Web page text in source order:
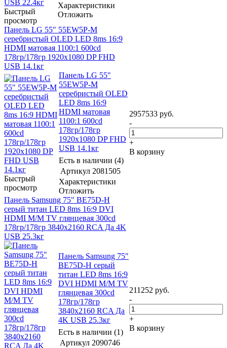
Быстрый
просмотр
Характеристики
Отложить
Панель LG 55" 55EW5P-M
серебристый OLED LED 8ms 16:9
HDMI матовая 1100:1 600cd
178гр/178гр 1920x1080 DP FHD
USB 14.1кг
Быстрый
просмотр
Панель LG 55"
55EW5P-M
серебристый OLED
LED 8ms 16:9
HDMI матовая
1100:1 600cd
178гр/178гр
1920x1080 DP FHD
USB 14.1кг
Есть в наличии (4)
Артикул 2081505
Характеристики
Отложить
2957533 руб.
-
+
В корзину
Панель Samsung 75" BE75D-H
серый титан LED 8ms 16:9 DVI
HDMI M/M TV глянцевая 300cd
178гр/178гр 3840x2160 RCA Да 4K
USB 25.3кг
Панель Samsung 75"
BE75D-H серый
титан LED 8ms 16:9
DVI HDMI M/M TV
глянцевая 300cd
178гр/178гр
3840x2160 RCA Да
4K USB 25.3кг
Есть в наличии (1)
Артикул 2090746
211252 руб.
-
+
В корзину